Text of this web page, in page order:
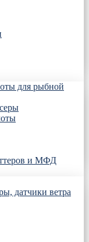
для рыбной
и МФД
датчики ветра